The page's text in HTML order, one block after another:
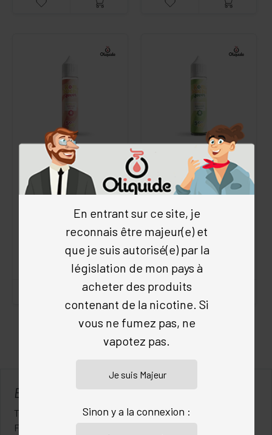
HIBISCUS PÊCHE
KOMBUCHA 50 ML
Kombucha Fever
Kombucha Fever
dès 11.84 €
GINGEMBRE MENTHE
KOMBUCHA 50 ML
Kombucha Fever
Menthe
•Kombucha
dès 11.84 €
achat en volume
3 4
ELIQUIDES 00 MG
Tabac blond, Fraise, Fruit du Dragon ou Café expresso…
Faites votre choix ! Vous trouvez ici tous les e-liquides
En entrant sur ce site, je
reconnais être majeur(e) et
que je suis autorisé(e) par la
législation de mon pays à
acheter des produits
contenant de la nicotine. Si
vous ne fumez pas, ne
vapotez pas.
Sinon y a la connexion :